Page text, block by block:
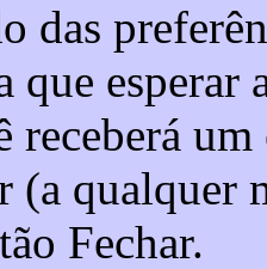
das
que esperar
receberá
(a qualquer
Fechar.